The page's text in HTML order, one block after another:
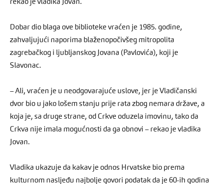
rekao je vladika Jovan.
Dobar dio blaga ove biblioteke vraćen je 1985. godine,
zahvaljujući naporima blaženopočivšeg mitropolita
zagrebačkog i ljubljanskog Jovana (Pavlovića), koji je
Slavonac.
– Ali, vraćen je u neodgovarajuće uslove, jer je Vladičanski
dvor bio u jako lošem stanju prije rata zbog nemara države, a
koja je, sa druge strane, od Crkve oduzela imovinu, tako da
Crkva nije imala mogućnosti da ga obnovi – rekao je vladika
Jovan.
Vladika ukazuje da kakav je odnos Hrvatske bio prema
kulturnom nasljeđu najbolje govori podatak da je 60-ih godina